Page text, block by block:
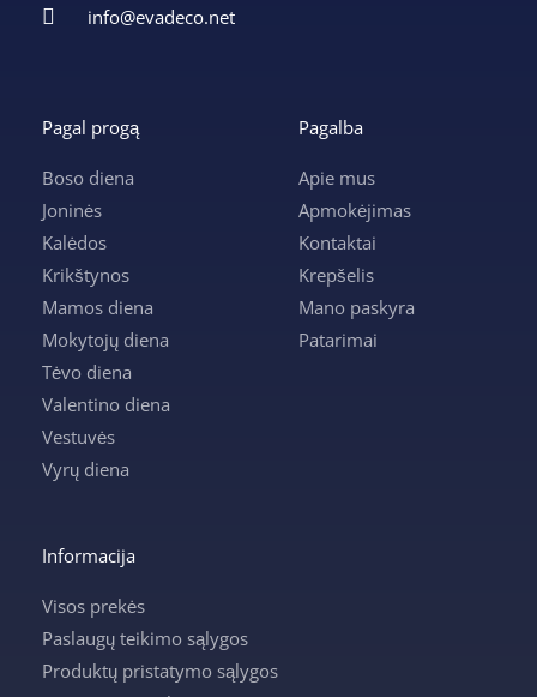
info@evadeco.net
Pagal progą
Boso diena
Joninės
Kalėdos
Krikštynos
Mamos diena
Mokytojų diena
Tėvo diena
Valentino diena
Vestuvės
Vyrų diena
Pagalba
Apie mus
Apmokėjimas
Kontaktai
Krepšelis
Mano paskyra
Patarimai
Informacija
Visos prekės
Paslaugų teikimo sąlygos
Produktų pristatymo sąlygos